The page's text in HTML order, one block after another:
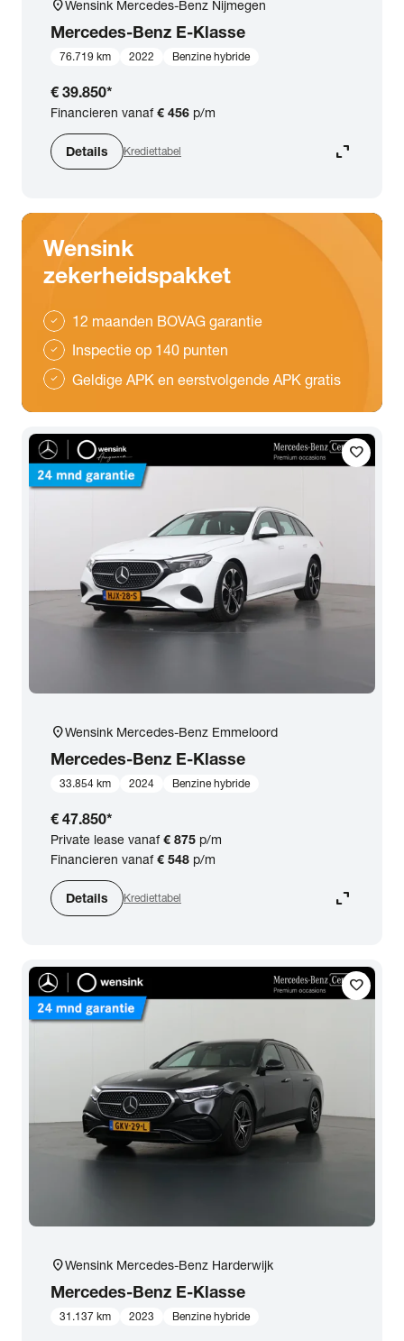
location_onWensink Mercedes-Benz Nijmegen
Mercedes-Benz E-Klasse
76.719 km 2022 Benzine hybride
€ 39.850*
Financieren vanaf€ 456 p/m
Details Krediettabel expand_content
Wensink
zekerheidspakket
check 12 maanden BOVAG garantie
check Inspectie op 140 punten
check Geldige APK en eerstvolgende APK gratis
favorite
location_onWensink Mercedes-Benz Emmeloord
Mercedes-Benz E-Klasse
33.854 km 2024 Benzine hybride
€ 47.850*
Private lease vanaf€ 875 p/m
Financieren vanaf€ 548 p/m
Details Krediettabel expand_content
favorite
location_onWensink Mercedes-Benz Harderwijk
Mercedes-Benz E-Klasse
31.137 km 2023 Benzine hybride